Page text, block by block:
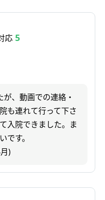
応 5
、動画での連絡・
も連れて行って下さ
入院できました。ま
です。
)